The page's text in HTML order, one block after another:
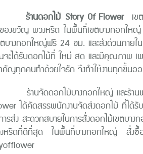
ดอกไม้Story Of Flower เ
ของขวัญ พวงหรีด ในพื้นที่เขตบางกอกใ
ตบางกอกใหญ่ฟรี 24 ชม. และส่งด่วนภายใ
ะได้รับดอกไม้ที่ ใหม่ สด และมีคุณภาพ เพ
คัญทุกคนทำด้วยใจรัก จึงทำให้งานทุกชิ้นอ
ดอกไม้บางกอกใหญ่ และร้านพวงหรี
ได้คัดสรรพนักงานจัดส่งดอกไม้ ที่ได้
รส่ง สะดวกสบายในการสั่งดอกไม้เขตบ
งหรีดที่ดีที่สุด ในพื้นที่บางกอกใหญ่